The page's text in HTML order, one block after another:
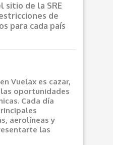
sitio de la SRE
de
para cada país
Vuelax es cazar,
oportunidades
Cada día
aerolíneas y
las